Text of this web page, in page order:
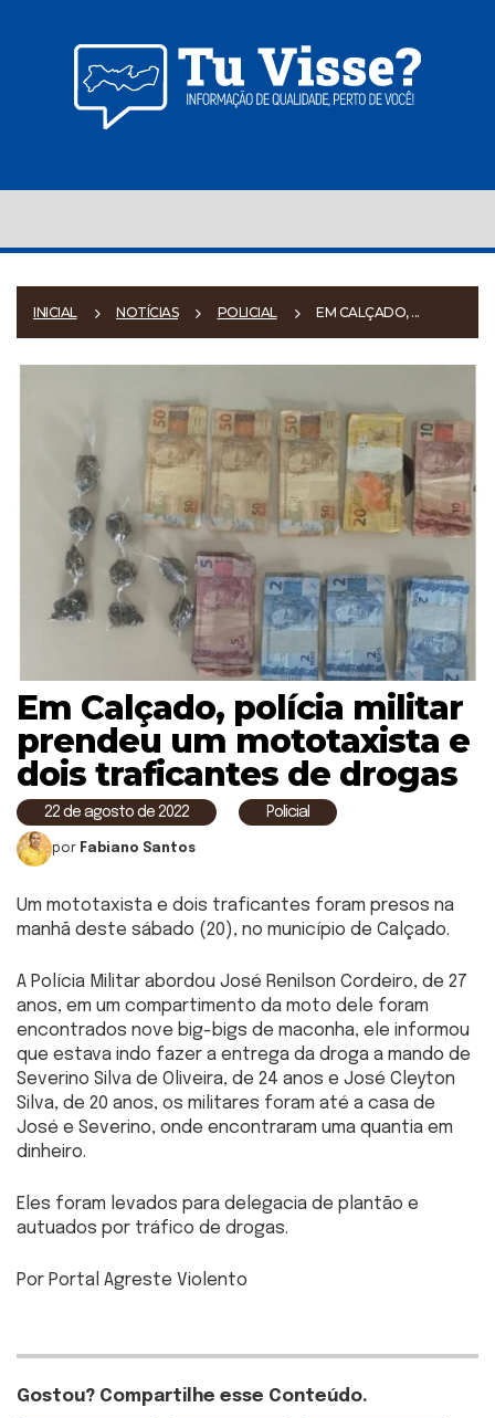
INICIAL NOTÍCIAS POLICIAL EM CALÇADO, ...
Em Calçado, polícia militar
prendeu um mototaxista e
dois traficantes de drogas
22 de agosto de 2022 Policial
por Fabiano Santos
Um mototaxista e dois traficantes foram presos na
manhã deste sábado (20), no município de Calçado.
A Polícia Militar abordou José Renilson Cordeiro, de 27
anos, em um compartimento da moto dele foram
encontrados nove big-bigs de maconha, ele informou
que estava indo fazer a entrega da droga a mando de
Severino Silva de Oliveira, de 24 anos e José Cleyton
Silva, de 20 anos, os militares foram até a casa de
José e Severino, onde encontraram uma quantia em
dinheiro.
Eles foram levados para delegacia de plantão e
autuados por tráfico de drogas.
Por Portal Agreste Violento
Gostou? Compartilhe esse Conteúdo.